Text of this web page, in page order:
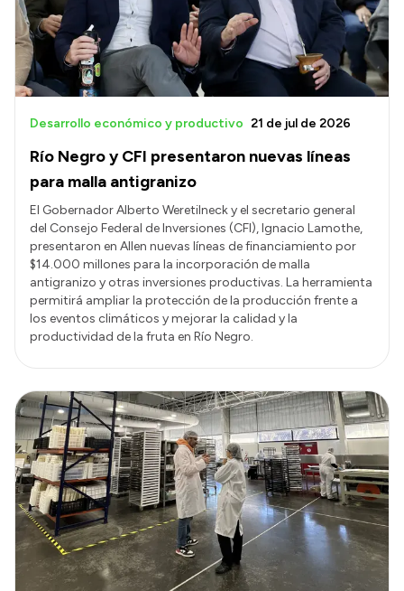
Río Negro y CFI presentaron nuevas líneas
para malla antigranizo
Desarrollo económico y productivo 21 de jul de 2026
El Gobernador Alberto Weretilneck y el secretario general
del Consejo Federal de Inversiones (CFI), Ignacio Lamothe,
presentaron en Allen nuevas líneas de financiamiento por
$14.000 millones para la incorporación de malla
antigranizo y otras inversiones productivas. La herramienta
permitirá ampliar la protección de la producción frente a
los eventos climáticos y mejorar la calidad y la
productividad de la fruta en Río Negro.